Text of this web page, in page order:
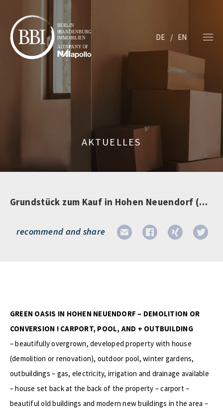
DE EN
AKTUELLES
Grundstück zum Kauf in Hohen Neuendorf (nicht mehr verfügbar)
recommend and share
GREEN OASIS IN HOHEN NEUENDORF – DEMOLITION OR
CONVERSION ! CARPORT, POOL, AND + OUTBUILDING
– beautifully overgrown, developed property with house
(demolition or renovation), outdoor pool, winter gardens,
outbuildings – gas, electricity, irrigation and drainage available
– house set back at the back of the property – carport –
beautiful old buildings and modern new buildings in the area –